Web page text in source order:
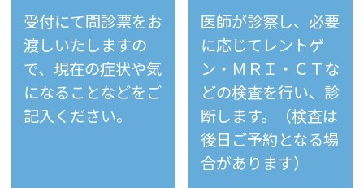
受付にて問診票をお
渡しいたしますの
で、現在の症状や気
になることなどをご
記入ください。
医師が診察し、必要
に応じてレントゲ
ン・ＭＲＩ・ＣＴな
どの検査を行い、診
断します。（検査は
後日ご予約となる場
合があります）